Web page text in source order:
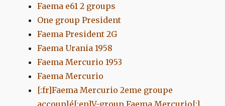
Faema e61 2 groups
One group President
Faema President 2G
Faema Urania 1958
Faema Mercurio 1953
Faema Mercurio
[:fr]Faema Mercurio 2eme groupe